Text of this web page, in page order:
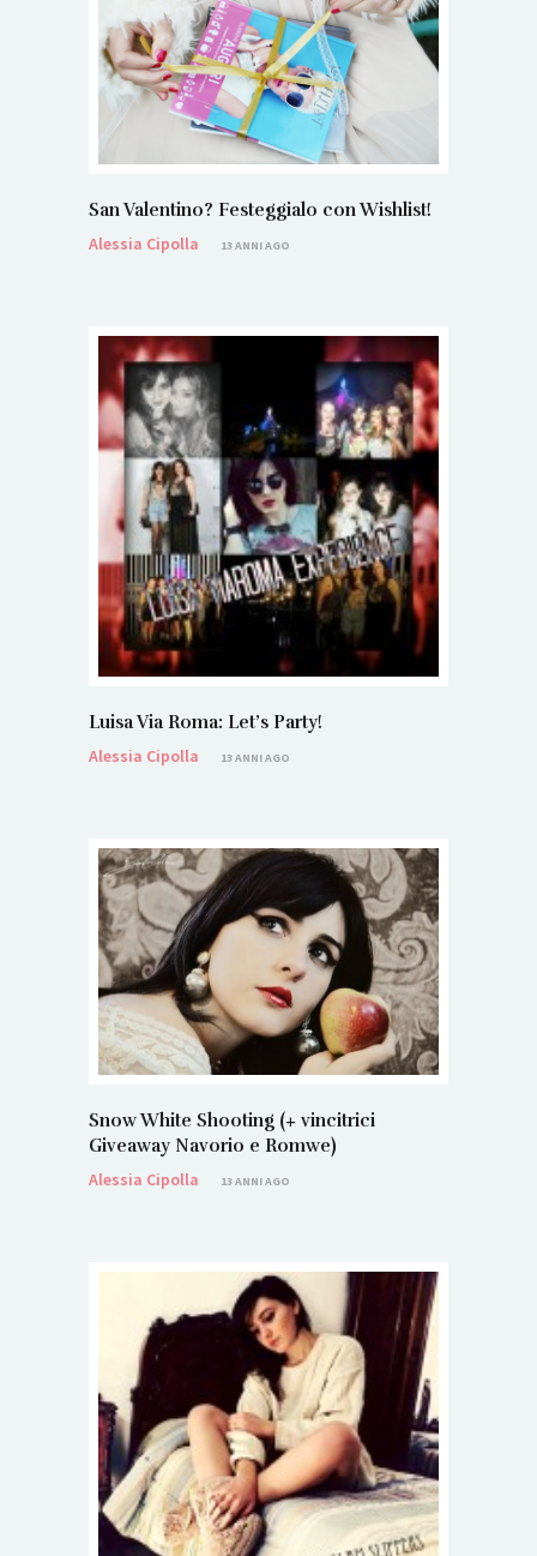
San Valentino? Festeggialo con Wishlist!
Alessia Cipolla
13 ANNI AGO
Luisa Via Roma: Let’s Party!
Alessia Cipolla
13 ANNI AGO
Snow White Shooting (+ vincitrici
Giveaway Navorio e Romwe)
Alessia Cipolla
13 ANNI AGO